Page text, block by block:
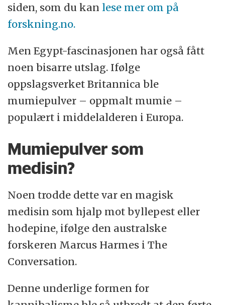
siden, som du kan lese mer om på
forskning.no.
Men Egypt-fascinasjonen har også fått
noen bisarre utslag. Ifølge
oppslagsverket Britannica ble
mumiepulver – oppmalt mumie –
populært i middelalderen i Europa.
Mumiepulver som
medisin?
Noen trodde dette var en magisk
medisin som hjalp mot byllepest eller
hodepine, ifølge den australske
forskeren Marcus Harmes i The
Conversation.
Denne underlige formen for